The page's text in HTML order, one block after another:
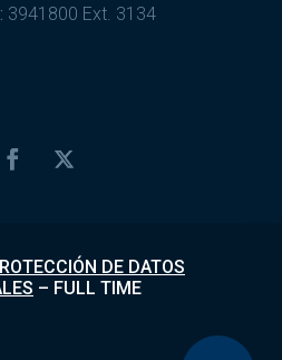
3941800 Ext. 3134
DE DATOS
– FULL TIME